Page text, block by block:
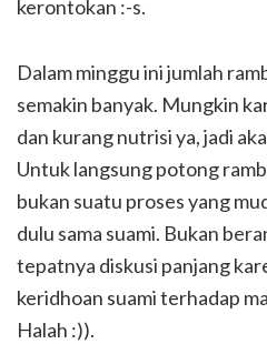
kerontokan :-s.
Dalam minggu ini jumlah
semakin banyak. Mungkin
dan kurang nutrisi ya, jadi
Untuk langsung potong
bukan suatu proses yang
dulu sama suami. Bukan
tepatnya diskusi panjang
keridhoan suami terhadap
Halah :)).